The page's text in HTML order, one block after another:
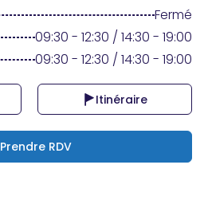
Fermé
09:30 - 12:30 / 14:30 - 19:00
09:30 - 12:30 / 14:30 - 19:00
Itinéraire
Prendre RDV